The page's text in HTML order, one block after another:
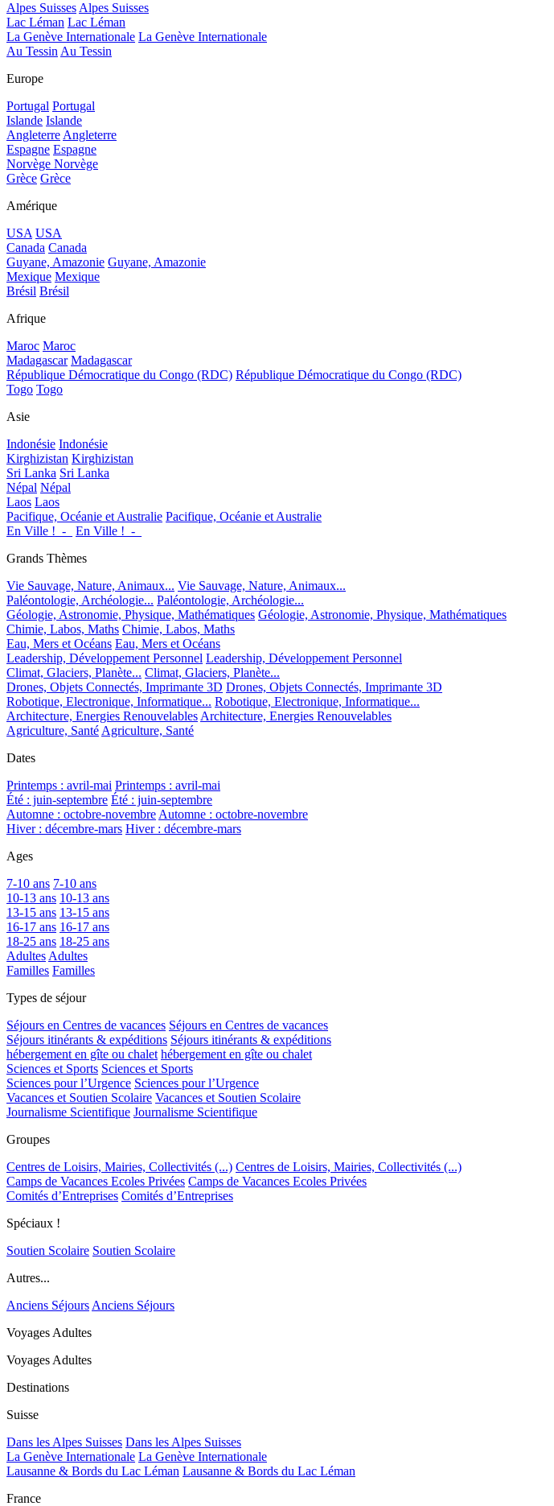
Alpes SuissesAlpes Suisses
Lac Léman Lac Léman
La Genève Internationale La Genève Internationale
Au TessinAu Tessin
Europe
Portugal Portugal
Islande Islande
AngleterreAngleterre
Espagne Espagne
Norvège Norvège
Grèce Grèce
Amérique
USA USA
Canada Canada
Guyane, Amazonie Guyane, Amazonie
Mexique Mexique
Brésil Brésil
Afrique
Maroc Maroc
Madagascar Madagascar
République Démocratique du Congo (RDC) République Démocratique du Congo (RDC)
Togo Togo
Asie
Indonésie Indonésie
Kirghizistan Kirghizistan
Sri Lanka Sri Lanka
Népal Népal
Laos Laos
Pacifique, Océanie et Australie Pacifique, Océanie et Australie
En Ville !_-_
En Ville !_-_
Grands Thèmes
Vie Sauvage, Nature, Animaux... Vie Sauvage, Nature, Animaux...
Paléontologie, Archéologie... Paléontologie, Archéologie...
Géologie, Astronomie, Physique, Mathématiques Géologie, Astronomie, Physique, Mathématiques
Chimie, Labos, Maths Chimie, Labos, Maths
Eau, Mers et Océans Eau, Mers et Océans
Leadership, Développement Personnel Leadership, Développement Personnel
Climat, Glaciers, Planète... Climat, Glaciers, Planète...
Drones, Objets Connectés, Imprimante 3D Drones, Objets Connectés, Imprimante 3D
Robotique, Electronique, Informatique... Robotique, Electronique, Informatique...
Architecture, Energies RenouvelablesArchitecture, Energies Renouvelables
Agriculture, SantéAgriculture, Santé
Dates
Printemps : avril-mai Printemps : avril-mai
Été : juin-septembre Été : juin-septembre
Automne : octobre-novembreAutomne : octobre-novembre
Hiver : décembre-mars Hiver : décembre-mars
Ages
7-10 ans 7-10 ans
10-13 ans 10-13 ans
13-15 ans 13-15 ans
16-17 ans 16-17 ans
18-25 ans 18-25 ans
AdultesAdultes
Familles Familles
Types de séjour
Séjours en Centres de vacances Séjours en Centres de vacances
Séjours itinérants & expéditions Séjours itinérants & expéditions
hébergement en gîte ou chalet hébergement en gîte ou chalet
Sciences et Sports Sciences et Sports
Sciences pour l’Urgence Sciences pour l’Urgence
Vacances et Soutien Scolaire Vacances et Soutien Scolaire
Journalisme Scientifique Journalisme Scientifique
Groupes
Centres de Loisirs, Mairies, Collectivités (...) Centres de Loisirs, Mairies, Collectivités (...)
Camps de Vacances Ecoles Privées Camps de Vacances Ecoles Privées
Comités d’Entreprises Comités d’Entreprises
Spéciaux !
Soutien Scolaire Soutien Scolaire
Autres...
Anciens SéjoursAnciens Séjours
Voyages Adultes
Voyages Adultes
Destinations
Suisse
Dans les Alpes Suisses Dans les Alpes Suisses
La Genève Internationale La Genève Internationale
Lausanne & Bords du Lac Léman Lausanne & Bords du Lac Léman
France